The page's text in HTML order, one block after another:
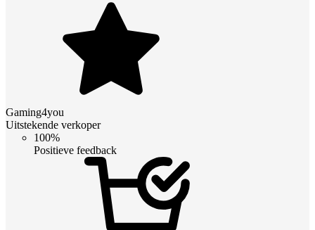
Gaming4you
Uitstekende verkoper
100%
Positieve feedback